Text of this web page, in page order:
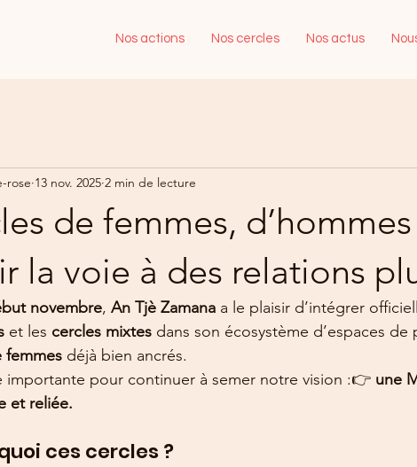
Nos actions Nos cercles Nos actus
de femmes,
la voie à des relations
rose 13 nov. 2025 2 min de lecture
novembre, An Tjè Zamana a le plaisir d’intégrer
et les cercles mixtes dans son écosystème d’espaces
femmes déjà bien ancrés.
importante pour continuer à semer notre vision :👉 une
et reliée.
ces cercles ?